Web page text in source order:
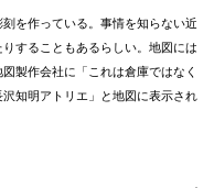
を作っている。事情を知らない近
することもあるらしい。地図には
製作会社に「これは倉庫ではなく
知明アトリエ」と地図に表示され